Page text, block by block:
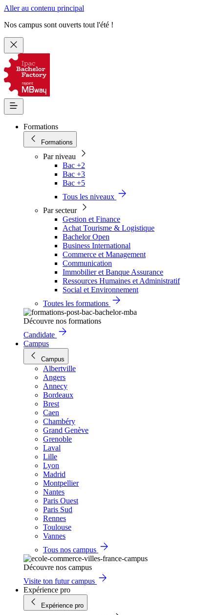
Aller au contenu principal
Nos campus sont ouverts tout l'été !
Formations
Formations
Par niveau
Bac +2
Bac +3
Bac +5
Tous les niveaux
Par secteur
Gestion et Finance
Achat Tourisme & Logistique
Bachelor Open
Business International
Commerce et Management
Communication
Immobilier et Banque Assurance
Ressources Humaines et Administratif
Social et Environnement
Toutes les formations
Découvre nos formations
Candidate
Campus
Campus
Albertville
Angers
Annecy
Bordeaux
Brest
Caen
Chambéry
Grand Genève
Grenoble
Laval
Lille
Lyon
Madrid
Montpellier
Nantes
Paris Ouest
Paris Sud
Rennes
Toulouse
Vannes
Tous nos campus
Découvre nos campus
Visite ton futur campus
Expérience pro
Expérience pro